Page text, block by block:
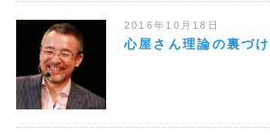
2016年10月18日
心屋さん理論の裏づけ